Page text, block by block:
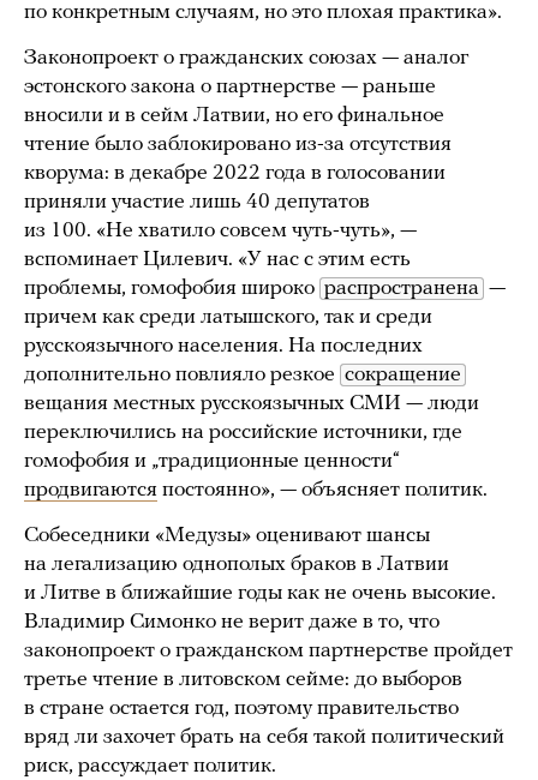
по конкретным случаям, но это плохая практика».
Законопроект о гражданских союзах — аналог
эстонского закона о партнерстве — раньше
вносили и в сейм Латвии, но его финальное
чтение было заблокировано из-за отсутствия
кворума: в декабре 2022 года в голосовании
приняли участие лишь 40 депутатов
из 100. «Не хватило совсем чуть-чуть», —
вспоминает Цилевич. «У нас с этим есть
проблемы, гомофобия широко распространена —
причем как среди латышского, так и среди
русскоязычного населения. На последних
дополнительно повлияло резкое сокращение
вещания местных русскоязычных СМИ — люди
переключились на российские источники, где
гомофобия и „традиционные ценности“
продвигаются постоянно», — объясняет политик.
Собеседники «Медузы» оценивают шансы
на легализацию однополых браков в Латвии
и Литве в ближайшие годы как не очень высокие.
Владимир Симонко не верит даже в то, что
законопроект о гражданском партнерстве пройдет
третье чтение в литовском сейме: до выборов
в стране остается год, поэтому правительство
вряд ли захочет брать на себя такой политический
риск, рассуждает политик.